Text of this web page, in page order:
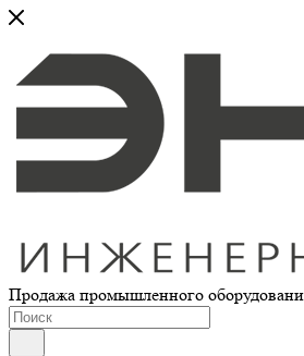
Продажа промышленного